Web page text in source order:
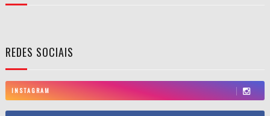
REDES SOCIAIS
INSTAGRAM